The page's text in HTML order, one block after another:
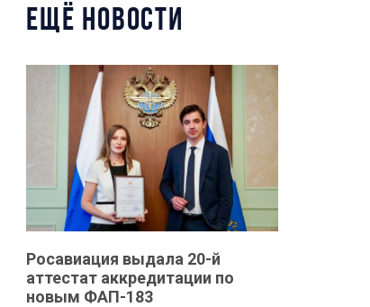
ЕЩЁ НОВОСТИ
Росавиация выдала 20-й
аттестат аккредитации по
новым ФАП-183